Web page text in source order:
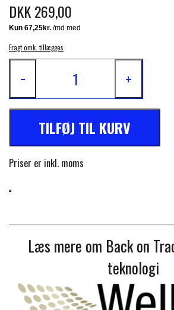
PREMIER EQUINE
PREMIER EQUINE SADEL
PREMIER EQUINE
PREMIER EQUINE
PREMIER EQUINE
BESKYTTELSE
PREMIER EQUINE
HAPPY MOUTH
HEVARI
LEMIEUX
LIKIT
DKK 269,00
Fragt omk. tillægges
− +
TILFØJ TIL KURV
Priser er inkl. moms
Læs mere om Back on
teknologi